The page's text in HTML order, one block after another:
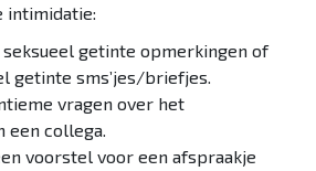
intimidatie:
seksueel getinte opmerkingen of
getinte sms’jes/briefjes.
vragen over het
een collega.
voorstel voor een afspraakje